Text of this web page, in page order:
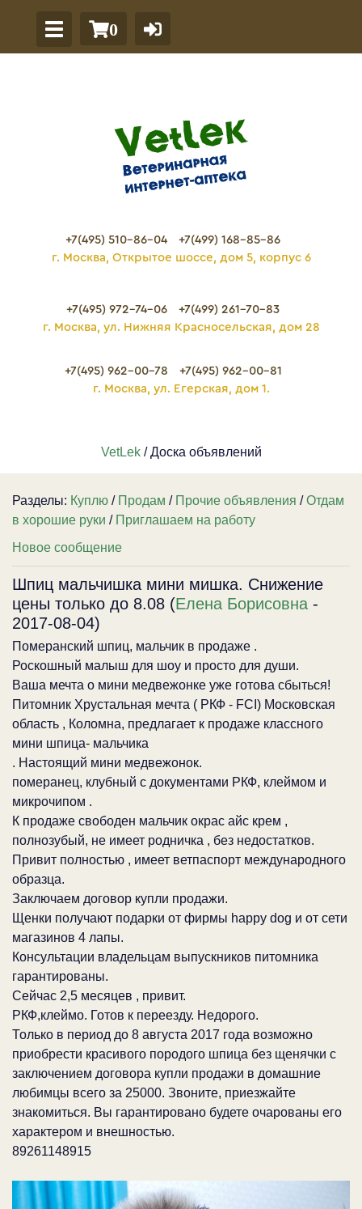
0
+7(495) 510-86-04
+7(499) 168-85-86
г. Москва, Открытое шоссе, дом 5, корпус 6
+7(495) 972-74-06
+7(499) 261-70-83
г. Москва, ул. Нижняя Красносельская, дом 28
+7(495) 962-00-78
+7(495) 962-00-81
г. Москва, ул. Егерская, дом 1.
VetLek/ Доска объявлений
Разделы: Куплю / Продам / Прочие объявления /Отдам
в хорошие руки / Приглашаем на работу
Новое сообщение
Шпиц мальчишка мини мишка. Снижение
цены только до 8.08 (Елена Борисовна -
2017-08-04)
Померанский шпиц, мальчик в продаже .
Роскошный малыш для шоу и просто для души.
Ваша мечта о мини медвежонке уже готова сбыться!
Питомник Хрустальная мечта ( РКФ - FCI) Московская
область , Коломна, предлагает к продаже классного
мини шпица- мальчика
. Настоящий мини медвежонок.
померанец, клубный с документами РКФ, клеймом и
микрочипом .
К продаже свободен мальчик окрас айс крем ,
полнозубый, не имеет родничка , без недостатков.
Привит полностью , имеет ветпаспорт международного
образца.
Заключаем договор купли продажи.
Щенки получают подарки от фирмы happy dog и от сети
магазинов 4 лапы.
Консультации владельцам выпускников питомника
гарантированы.
Сейчас 2,5 месяцев , привит.
РКФ,клеймо. Готов к переезду. Недорого.
Только в период до 8 августа 2017 года возможно
приобрести красивого породого шпица без щенячки с
заключением договора купли продажи в домашние
любимцы всего за 25000. Звоните, приезжайте
знакомиться. Вы гарантировано будете очарованы его
характером и внешностью.
89261148915